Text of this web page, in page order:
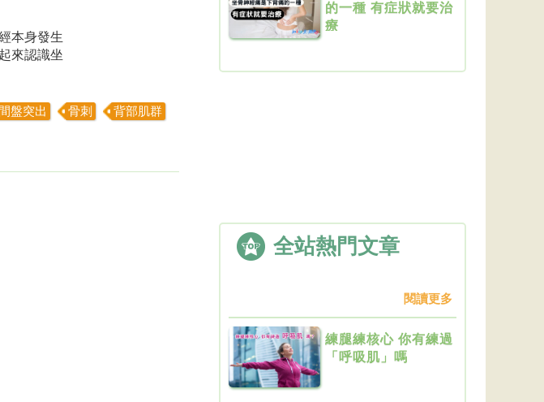
本身發生
來認識坐
盤突出 骨刺 背部肌群
的一種 有症狀就要治
療
全站熱門文章
閱讀更多
練腿練核心 你有練過
「呼吸肌」嗎